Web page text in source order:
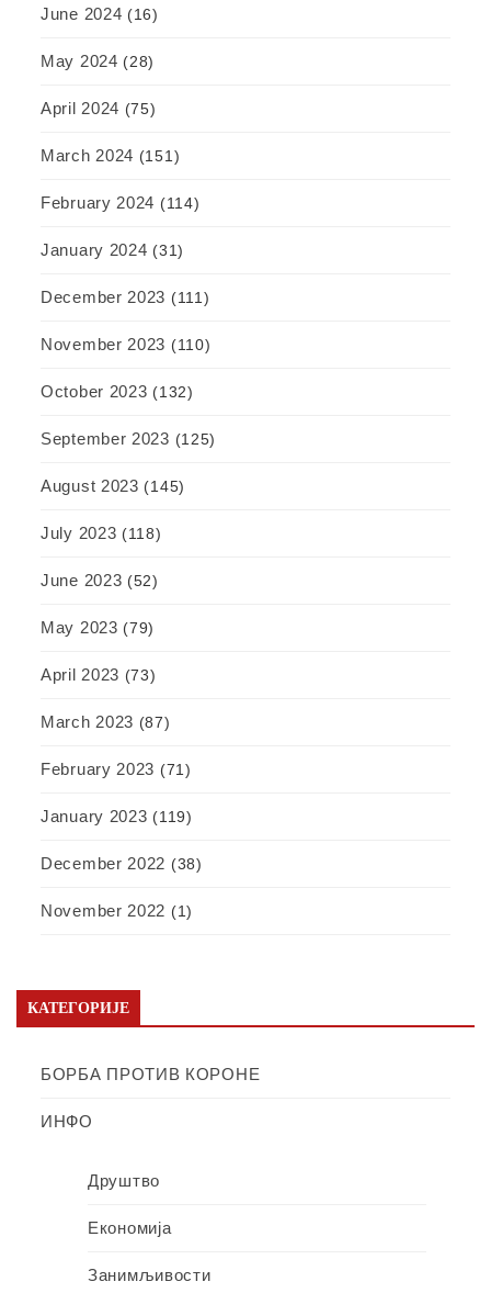
June 2024 (16)
May 2024 (28)
April 2024 (75)
March 2024 (151)
February 2024 (114)
January 2024 (31)
December 2023 (111)
November 2023 (110)
October 2023 (132)
September 2023 (125)
August 2023 (145)
July 2023 (118)
June 2023 (52)
May 2023 (79)
April 2023 (73)
March 2023 (87)
February 2023 (71)
January 2023 (119)
December 2022 (38)
November 2022 (1)
КАТЕГОРИЈЕ
БОРБА ПРОТИВ КОРОНЕ
ИНФО
Друштво
Економија
Занимљивости